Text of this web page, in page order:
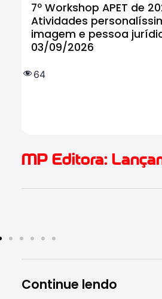
7º Workshop APET de
Atividades
imagem e pessoa
03/09/2026
64
MP Editora:
Continue lendo